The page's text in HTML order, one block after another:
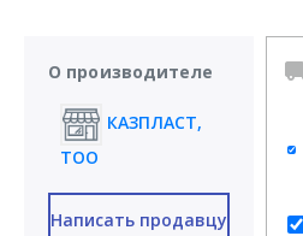
О производителе
КАЗПЛАСТ,
ТОО
Написать продавцу